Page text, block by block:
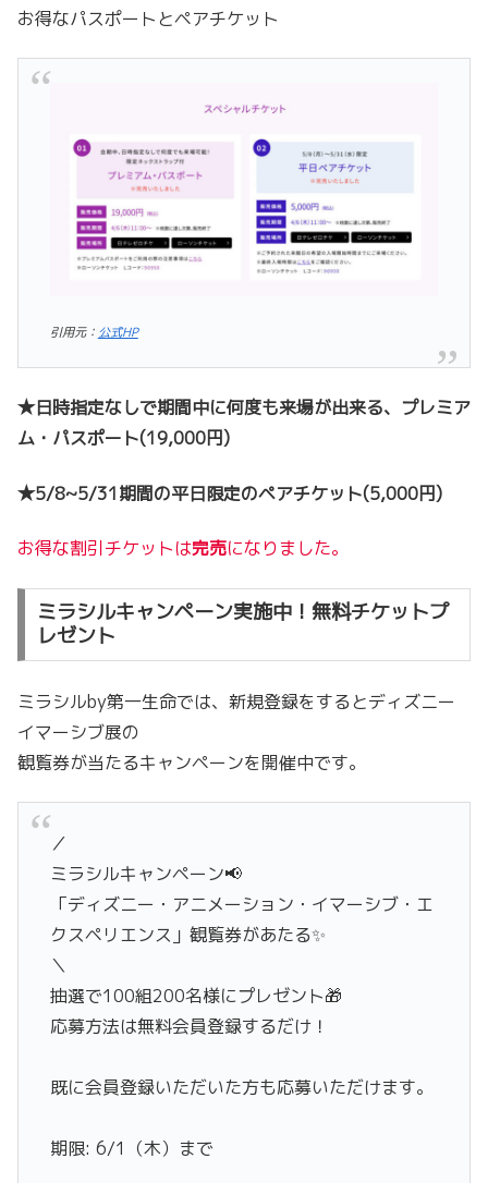
お得なパスポートとペアチケット
引用元： 公式HP
★日時指定なしで期間中に何度も来場が出来る、プレミア
ム・パスポート(19,000円)
★5/8~5/31期間の平日限定のペアチケット(5,000円)
お得な割引チケットは完売になりました。
ミラシルキャンペーン実施中！無料チケットプ
レゼント
ミラシルby第一生命では、新規登録をするとディズニー
イマーシブ展の
観覧券が当たるキャンペーンを開催中です。
／
ミラシルキャンペーン📢
「ディズニー・アニメーション・イマーシブ・エ
クスペリエンス」観覧券があたる✨
＼
抽選で100組200名様にプレゼント🎁
応募方法は無料会員登録するだけ！
既に会員登録いただいた方も応募いただけます。
期限: 6/1（木）まで